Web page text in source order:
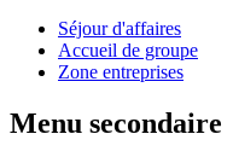
Séjour d'affaires
Accueil de groupe
Zone entreprises
Menu secondaire